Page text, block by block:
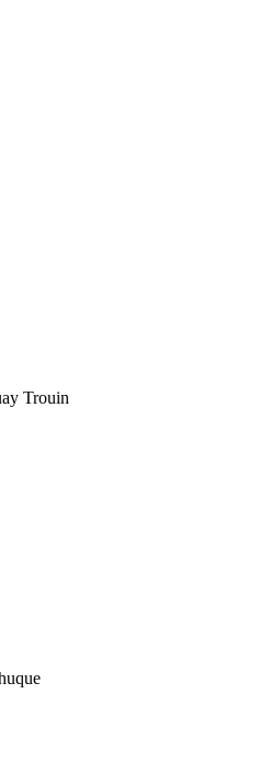
Trouin